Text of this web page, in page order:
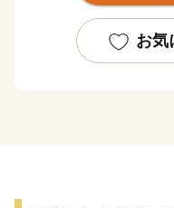
「おいしいまち網走
お気